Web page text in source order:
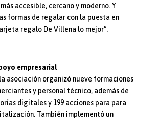
accesible, cercano y moderno. Y
formas de regalar con la puesta en
regalo De Villena lo mejor”.
empresarial
asociación organizó nueve formaciones
y personal técnico, además de
digitales y 199 acciones para para
También implementó un